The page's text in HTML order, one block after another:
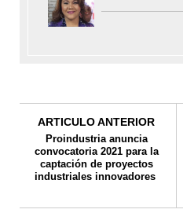
ARTICULO ANTERIOR
Proindustria anuncia
convocatoria 2021 para la
captación de proyectos
industriales innovadores